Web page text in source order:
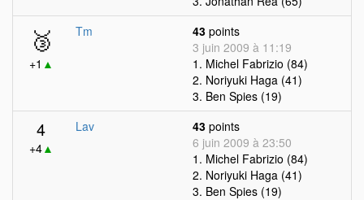
🥉
+1 ▲
Tm 43 points
3 juin 2009 à 11:19
1. Michel Fabrizio (84)
2. Noriyuki Haga (41)
3. Ben Spies (19)
4
+4▲
Lav 43 points
6 juin 2009 à 23:50
1. Michel Fabrizio (84)
2. Noriyuki Haga (41)
3. Ben Spies (19)